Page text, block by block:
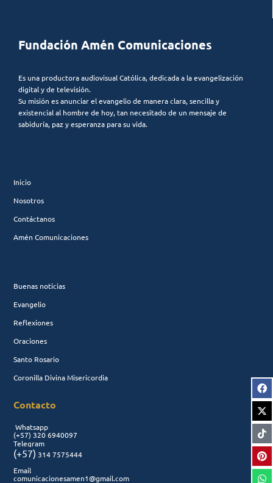
Fundación Amén Comunicaciones
Es una productora audiovisual Católica, dedicada a la evangelización
digital y de televisión.
Su misión es anunciar el evangelio de manera clara, sencilla y
existencial al hombre de hoy, tan necesitado de un mensaje de
sabiduría, paz y esperanza para su vida.
Inicio
Nosotros
Contáctanos
Amén Comunicaciones
Buenas noticias
Evangelio
Reflexiones
Oraciones
Santo Rosario
Coronilla Divina Misericordia
Contacto
Whatsapp
(+57) 320 6940097
Telegram
(+57) 314 7575444
Email
comunicacionesamen1@gmail.com